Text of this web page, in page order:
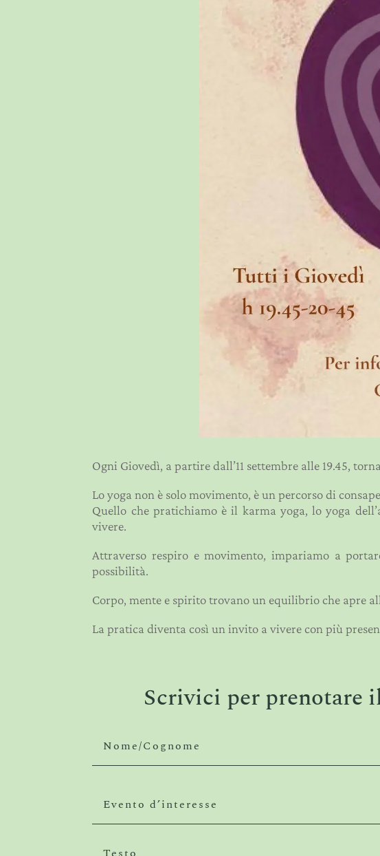
Ogni Giovedì, a partire dall’11 settembre alle 19.45,
Lo yoga non è solo movimento, è un percorso di
Quello che pratichiamo è il karma yoga, lo yoga
vivere.
Attraverso respiro e movimento, impariamo a
possibilità.
Corpo, mente e spirito trovano un equilibrio che apre
La pratica diventa così un invito a vivere con più
Scrivici per prenotare